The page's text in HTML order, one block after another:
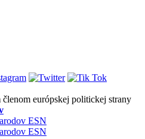
európskej politickej strany